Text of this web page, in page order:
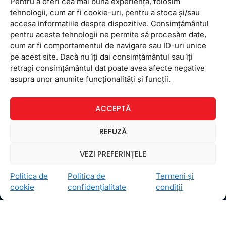
tehnologii, cum ar fi cookie-uri, pentru a stoca și/sau
accesa informațiile despre dispozitive. Consimțământul
pentru aceste tehnologii ne permite să procesăm date,
cum ar fi comportamentul de navigare sau ID-uri unice
pe acest site. Dacă nu îți dai consimțământul sau îți
retragi consimțământul dat poate avea afecte negative
asupra unor anumite funcționalități și funcții.
ACCEPTĂ
REFUZĂ
VEZI PREFERINȚELE
Politica de
cookie
Politica de
confidențialitate
Termeni și
condiții
Ceea ce ne ghidează pe toţi cei din echipa FollowMe
este motto-ulÎnvaţă zâmbind. Vrem să realizăm asta
Locații
FollowMe Vitan